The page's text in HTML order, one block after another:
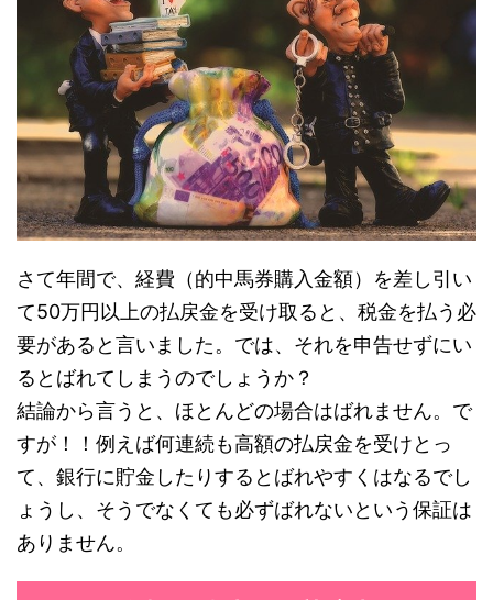
さて年間で、経費（的中馬券購入金額）を差し引い
て50万円以上の払戻金を受け取ると、税金を払う必
要があると言いました。では、それを申告せずにい
るとばれてしまうのでしょうか？
結論から言うと、ほとんどの場合はばれません。で
すが！！例えば何連続も高額の払戻金を受けとっ
て、銀行に貯金したりするとばれやすくはなるでし
ょうし、そうでなくても必ずばれないという保証は
ありません。